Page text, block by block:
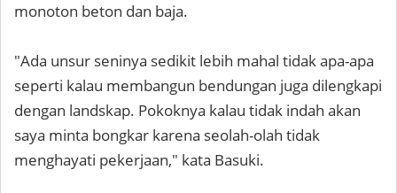
monoton beton dan baja.
"Ada unsur seninya sedikit lebih mahal tidak apa-apa
seperti kalau membangun bendungan juga dilengkapi
dengan landskap. Pokoknya kalau tidak indah akan
saya minta bongkar karena seolah-olah tidak
menghayati pekerjaan," kata Basuki.